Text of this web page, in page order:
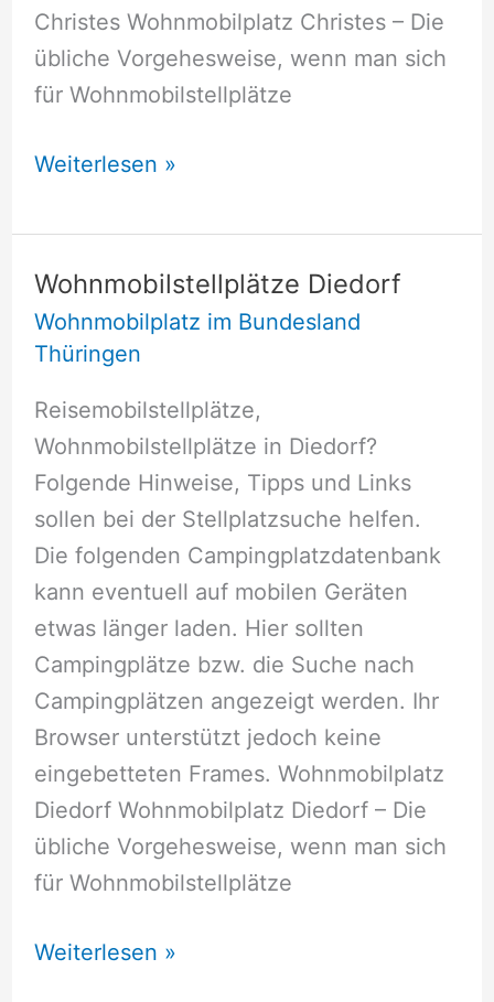
Christes Wohnmobilplatz Christes – Die
übliche Vorgehesweise, wenn man sich
für Wohnmobilstellplätze
Wohnmobilstellplätze
Weiterlesen »
Wohnmobilstellplätze Diedorf
Wohnmobilplatz im Bundesland
Thüringen
Reisemobilstellplätze,
Wohnmobilstellplätze in Diedorf?
Folgende Hinweise, Tipps und Links
sollen bei der Stellplatzsuche helfen.
Die folgenden Campingplatzdatenbank
kann eventuell auf mobilen Geräten
etwas länger laden. Hier sollten
Campingplätze bzw. die Suche nach
Campingplätzen angezeigt werden. Ihr
Browser unterstützt jedoch keine
eingebetteten Frames. Wohnmobilplatz
Diedorf Wohnmobilplatz Diedorf – Die
übliche Vorgehesweise, wenn man sich
für Wohnmobilstellplätze
Wohnmobilstellplätze
Weiterlesen »